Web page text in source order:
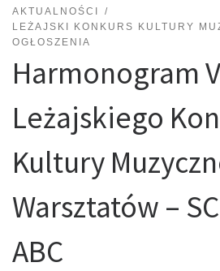
AKTUALNOŚCI
LEŻAJSKI KONKURS KULTURY
OGŁOSZENIA
Harmonogram
Leżajskiego
Kultury
Warsztatów –
ABC